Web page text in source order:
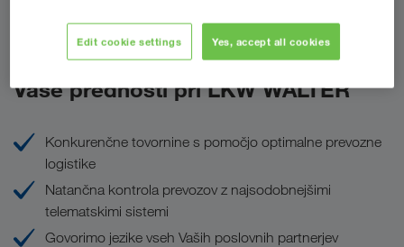
Povprašajte sedaj
Vaše prednosti pri LKW WALTER
Konkurenčne tovornine s pomočjo optimalne prevozne
logistike
Natančna kontrola prevozov z najsodobnejšimi
telematskimi sistemi
Govorimo jezike vseh Vaših poslovnih partnerjev
Edit cookie settings Yes, accept all cookies